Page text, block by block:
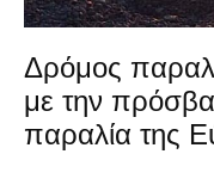
Δρόμος
με την
παραλία της